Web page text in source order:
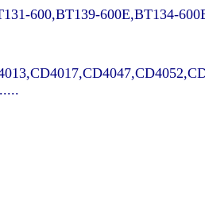
600,BT139-600E,BT134-